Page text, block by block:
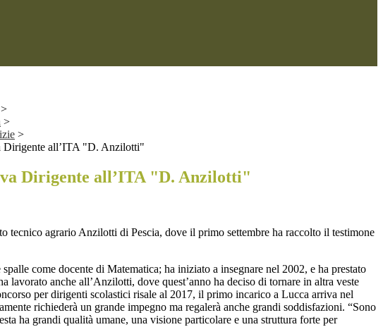
>
>
>
Dirigente all’ITA "D. Anzilotti"
Dirigente all’ITA "D. Anzilotti"
tecnico agrario Anzilotti di Pescia, dove il primo settembre ha raccolto il testimone
come docente di Matematica; ha iniziato a insegnare nel 2002, e ha prestato
anche all’Anzilotti, dove quest’anno ha deciso di tornare in altra veste
per dirigenti scolastici risale al 2017, il primo incarico a Lucca arriva nel
richiederà un grande impegno ma regalerà anche grandi soddisfazioni. “Sono
ha grandi qualità umane, una visione particolare e una struttura forte per